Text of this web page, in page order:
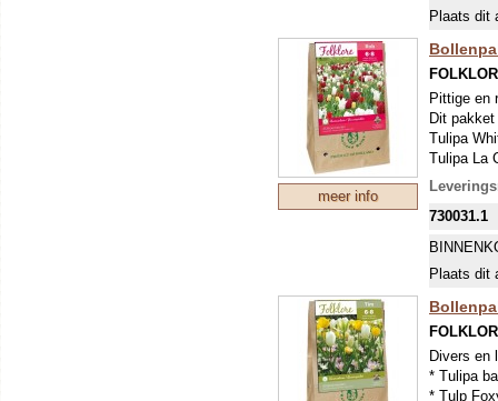
Plaats dit
meer info
Pittige en
Dit
Tulipa
Tulipa La
Tulipa
Tulipa
Tulipa
Tulipa
Of
730031.1
Plaats dit
Divers en
* Tulipa
* Tulp